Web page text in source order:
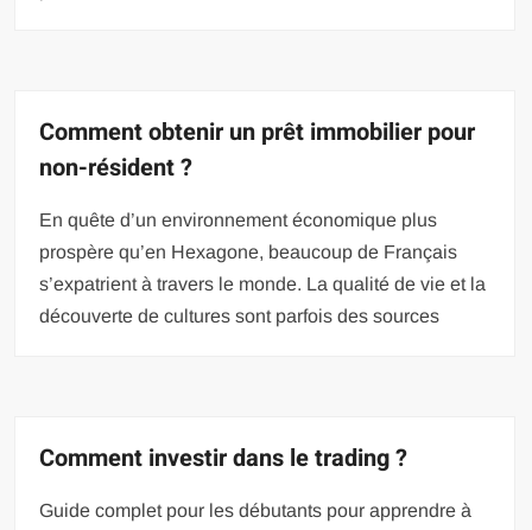
Comment obtenir un prêt immobilier pour
non-résident ?
En quête d’un environnement économique plus
prospère qu’en Hexagone, beaucoup de Français
s’expatrient à travers le monde. La qualité de vie et la
découverte de cultures sont parfois des sources
Comment investir dans le trading ?
Guide complet pour les débutants pour apprendre à